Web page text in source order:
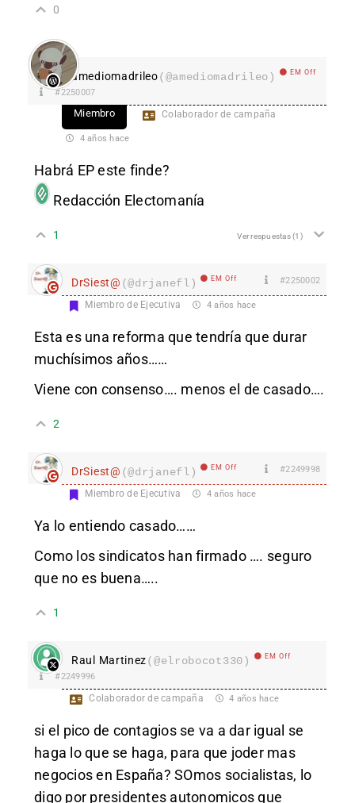
0
amediomadrileo(@amediomadrileo) EM Off
#2250007
Miembro Colaborador de campaña
4 años hace
Habrá EP este finde?
Redacción Electomanía
1 Ver respuestas(1)
DrSiest@ (@drjanefl) EM Off #2250002
Miembro de Ejecutiva 4 años hace
Esta es una reforma que tendría que durar
muchísimos años……
Viene con consenso…. menos el de casado….
2
DrSiest@ (@drjanefl) EM Off #2249998
Miembro de Ejecutiva 4 años hace
Ya lo entiendo casado……
Como los sindicatos han firmado …. seguro
que no es buena…..
1
Raul Martinez(@elrobocot330) EM Off
#2249996
Colaborador de campaña 4 años hace
si el pico de contagios se va a dar igual se
haga lo que se haga, para que joder mas
negocios en España? SOmos socialistas, lo
digo por presidentes autonomicos que